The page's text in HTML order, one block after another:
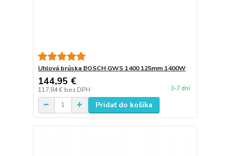
Uhlová brúska BOSCH GWS 1400 125mm 1400W
144,95 €
117,84 € bez DPH 3-7 dní
Pridať do košíka